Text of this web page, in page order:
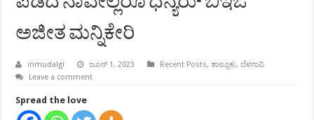
ಅಜೀತ ಮನ್ನಿಕೇರಿ
inmudalgi ಜೂನ್ 1, 2023 Recent Posts,ತಾಲ್ಲೂಕು,ಬೆಳಗಾವಿ
Leave a comment
Spread the love